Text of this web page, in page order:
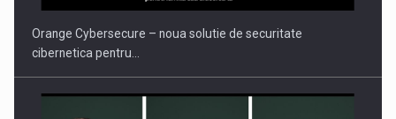
Orange Cybersecure – noua solutie de securitate
cibernetica pentru…